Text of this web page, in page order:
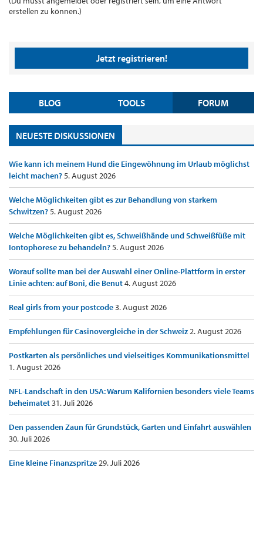
erstellen zu können.)
Jetzt registrieren!
BLOG TOOLS FORUM
NEUESTE DISKUSSIONEN
Wie kann ich meinem Hund die Eingewöhnung im Urlaub möglichst
leicht machen?5. August 2026
Welche Möglichkeiten gibt es zur Behandlung von starkem
Schwitzen?5. August 2026
Welche Möglichkeiten gibt es, Schweißhände und Schweißfüße mit
Iontophorese zu behandeln?5. August 2026
Worauf sollte man bei der Auswahl einer Online-Plattform in erster
Linie achten: auf Boni, die Benut4. August 2026
Real girls from your postcode3. August 2026
Empfehlungen für Casinovergleiche in der Schweiz2. August 2026
Postkarten als persönliches und vielseitiges Kommunikationsmittel
1. August 2026
NFL-Landschaft in den USA: Warum Kalifornien besonders viele Teams
beheimatet31. Juli 2026
Den passenden Zaun für Grundstück, Garten und Einfahrt auswählen
30. Juli 2026
Eine kleine Finanzspritze29. Juli 2026